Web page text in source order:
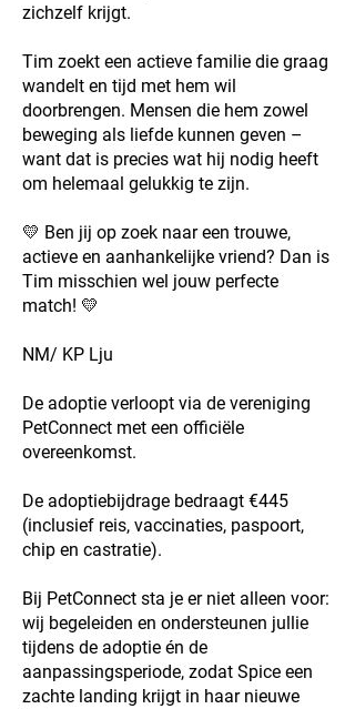
zichzelf krijgt.
Tim zoekt een actieve familie die graag
wandelt en tijd met hem wil
doorbrengen. Mensen die hem zowel
beweging als liefde kunnen geven –
want dat is precies wat hij nodig heeft
om helemaal gelukkig te zijn.
💛 Ben jij op zoek naar een trouwe,
actieve en aanhankelijke vriend? Dan is
Tim misschien wel jouw perfecte
match! 💛
NM/ KP Lju
De adoptie verloopt via de vereniging
PetConnect met een officiële
overeenkomst.
De adoptiebijdrage bedraagt €445
(inclusief reis, vaccinaties, paspoort,
chip en castratie).
Bij PetConnect sta je er niet alleen voor:
wij begeleiden en ondersteunen jullie
tijdens de adoptie én de
aanpassingsperiode, zodat Spice een
zachte landing krijgt in haar nieuwe